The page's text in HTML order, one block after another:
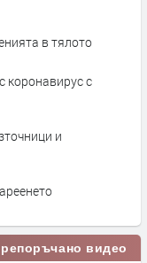
в тялото
и
видео